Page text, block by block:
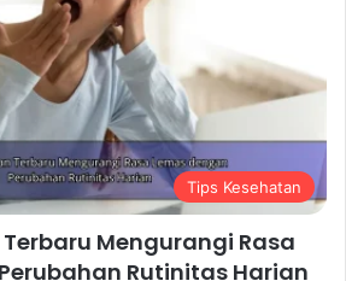
Tips Kesehatan
Mengurangi Rasa
Rutinitas Harian